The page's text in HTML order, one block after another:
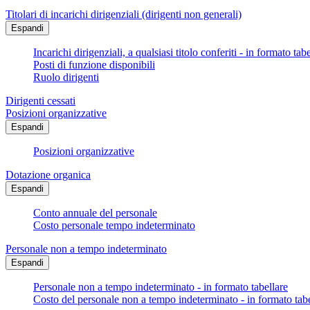
Titolari di incarichi dirigenziali (dirigenti non generali)
Espandi
Incarichi dirigenziali, a qualsiasi titolo conferiti - in formato
Posti di funzione disponibili
Ruolo dirigenti
Dirigenti cessati
Posizioni organizzative
Espandi
Posizioni organizzative
Dotazione organica
Espandi
Conto annuale del personale
Costo personale tempo indeterminato
Personale non a tempo indeterminato
Espandi
Personale non a tempo indeterminato - in formato tabellare
Costo del personale non a tempo indeterminato - in formato